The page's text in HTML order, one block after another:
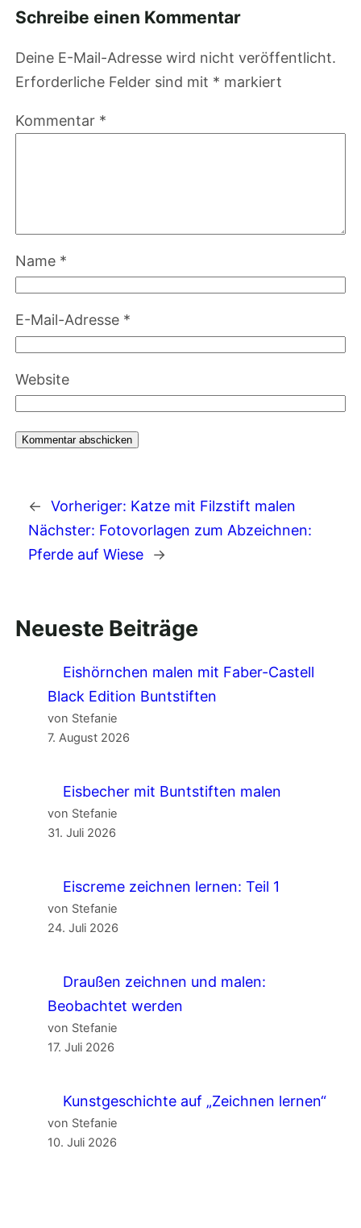
Schreibe einen Kommentar
Deine E-Mail-Adresse wird nicht veröffentlicht.
Erforderliche Felder sind mit * markiert
Kommentar *
Name *
E-Mail-Adresse *
Website
← Vorheriger: Katze mit Filzstift malen
Nächster: Fotovorlagen zum Abzeichnen:
Pferde auf Wiese
→
Neueste Beiträge
Eishörnchen malen mit Faber-Castell
Black Edition Buntstiften
von Stefanie
7. August 2026
Eisbecher mit Buntstiften malen
von Stefanie
31. Juli 2026
Eiscreme zeichnen lernen: Teil 1
von Stefanie
24. Juli 2026
Draußen zeichnen und malen:
Beobachtet werden
von Stefanie
17. Juli 2026
Kunstgeschichte auf „Zeichnen lernen“
von Stefanie
10. Juli 2026